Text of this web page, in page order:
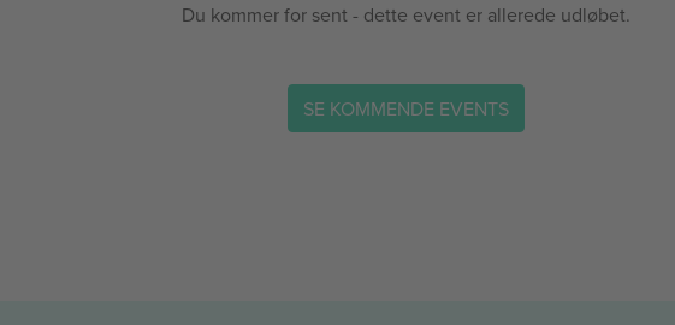
Du kommer for sent - dette event er allerede udløbet.
SE KOMMENDE EVENTS